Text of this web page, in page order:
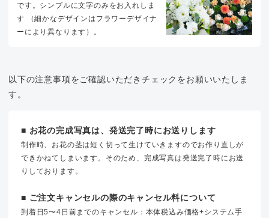
です。シンプルに文字のみをお入れしま
す （細かなデザインはフラワーデザイナ
ーにより異なります）。
以下の注意事項をご確認いただきチェックをお願いいたしま
す。
■ お花の完成写真は、発送完了時にお送りします
制作時、お花の茎は短く切って生けていきますのでお作り直しが
できかねてしまいます。そのため、完成写真は発送完了時にお送
りしております。
■ ご注文キャンセルの際のキャンセル料について
到着日5〜4日前までのキャンセル：本体税込み価格+システム手